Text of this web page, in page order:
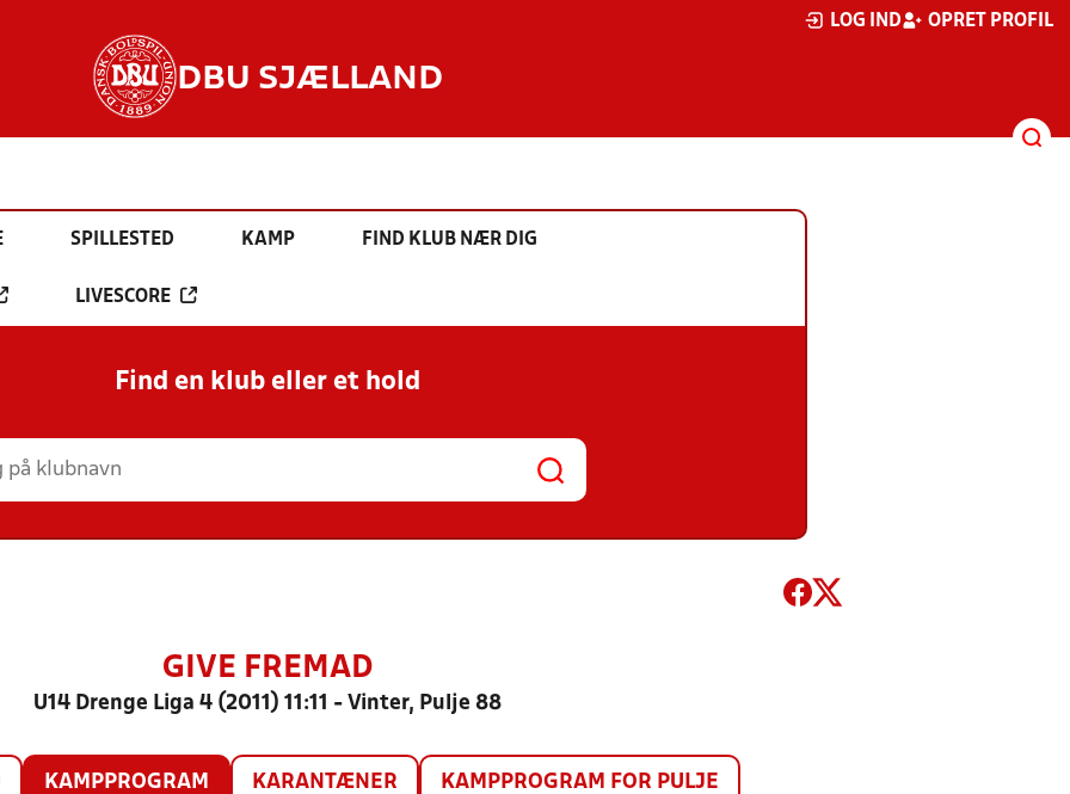
LOG IND OPRET PROFIL
DBU SJÆLLAND
SPILLESTED KAMP FIND KLUB NÆR DIG
LIVESCORE
Find en klub eller et hold
GIVE FREMAD
U14 Drenge Liga 4 (2011) 11:11 - Vinter, Pulje 88
KAMPPROGRAM KARANTÆNER KAMPPROGRAM FOR PULJE